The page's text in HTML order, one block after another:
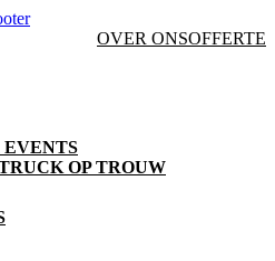
OVER ONSOFFERTE
EVENTS
OP TROUW